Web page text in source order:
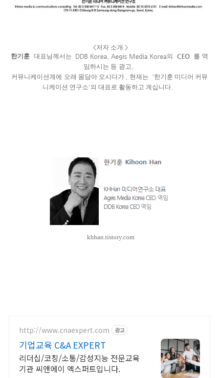
<저자 소개 >
한기훈 대표님께서는 DDB Korea, Aegis Media Korea의 CEO 를 역
임하시는 등 광고
커뮤니케이션계에 오래 몸담아 오시다가 현재는 '한기훈 미디어 커뮤
니케이션 연구소'의 대표로 활동하고 계십니다.
khhan.tistory.com
http://www.cnaexpert.com 광고
기업교육 C&A EXPERT
리더십/코칭/소통/감성지능 전문교육
기관 씨앤에이 엑스퍼트입니다.